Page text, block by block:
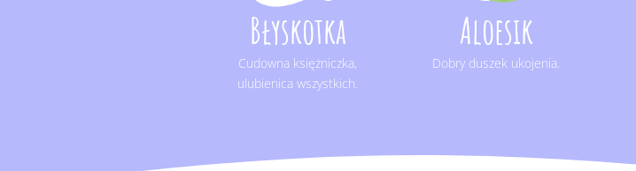
Błyskotka
Cudowna księżniczka,
ulubienica wszystkich.
Aloesik
Dobry duszek ukojenia.